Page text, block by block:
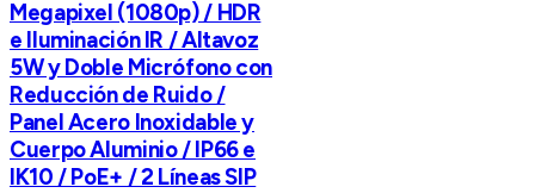
Megapixel (1080p) / HDR
e Iluminación IR / Altavoz
5W y Doble Micrófono con
Reducción de Ruido /
Panel Acero Inoxidable y
Cuerpo Aluminio / IP66 e
IK10 / PoE+ / 2 Líneas SIP